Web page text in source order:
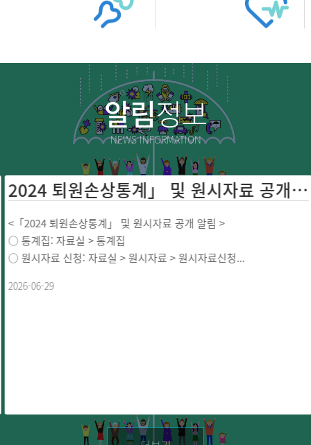
알림정보
NEWS INFORMATION
2024 퇴원손상통계」 및 원시자료 공개 ...
<「2024 퇴원손상통계」 및 원시자료 공개 알림 >
○ 통계집: 자료실 > 통계집
○ 원시자료 신청: 자료실 > 원시자료 > 원시자료신청...
2026-06-29